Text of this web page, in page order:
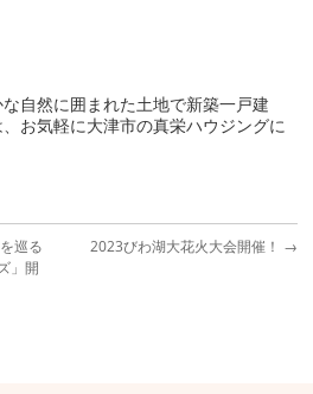
自然に囲まれた土地で新築一戸建
お気軽に大津市の真栄ハウジングに
巡る
」開
2023びわ湖大花火大会開催！ →